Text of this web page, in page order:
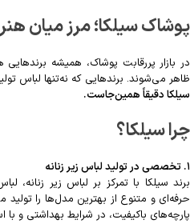
پوشاک سیلکا؛ مرز میان
در بازار پررقابت پوشاک، همیشه
ظاهر می‌شوند. برندهایی که نه‌تنها لباس
سیلکا دقیقاً همین‌جاست.
چرا سیلکا؟
۱. تخصصی در تولید لباس زیر زنانه
برند سیلکا با تمرکز بر لباس زیر
حرفه‌ای و متنوع از بهترین مدل‌ها را
پارچه‌های باکیفیت، در شرایط بهداشتی و با